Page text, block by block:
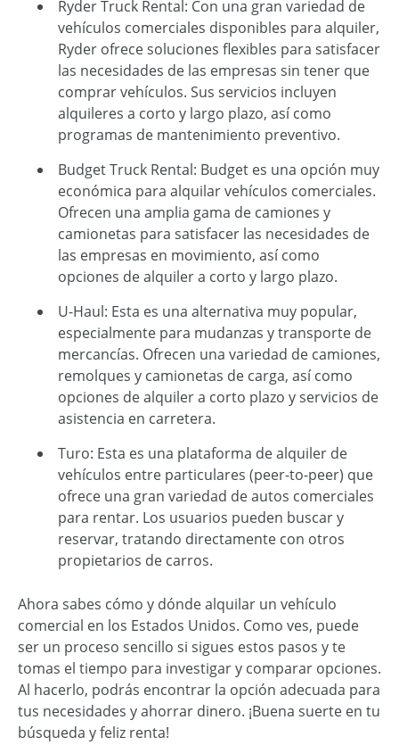
Ryder Truck Rental: Con una gran variedad de
vehículos comerciales disponibles para alquiler,
Ryder ofrece soluciones flexibles para satisfacer
las necesidades de las empresas sin tener que
comprar vehículos. Sus servicios incluyen
alquileres a corto y largo plazo, así como
programas de mantenimiento preventivo.
Budget Truck Rental: Budget es una opción muy
económica para alquilar vehículos comerciales.
Ofrecen una amplia gama de camiones y
camionetas para satisfacer las necesidades de
las empresas en movimiento, así como
opciones de alquiler a corto y largo plazo.
U-Haul: Esta es una alternativa muy popular,
especialmente para mudanzas y transporte de
mercancías. Ofrecen una variedad de camiones,
remolques y camionetas de carga, así como
opciones de alquiler a corto plazo y servicios de
asistencia en carretera.
Turo: Esta es una plataforma de alquiler de
vehículos entre particulares (peer-to-peer) que
ofrece una gran variedad de autos comerciales
para rentar. Los usuarios pueden buscar y
reservar, tratando directamente con otros
propietarios de carros.
Ahora sabes cómo y dónde alquilar un vehículo
comercial en los Estados Unidos. Como ves, puede
ser un proceso sencillo si sigues estos pasos y te
tomas el tiempo para investigar y comparar opciones.
Al hacerlo, podrás encontrar la opción adecuada para
tus necesidades y ahorrar dinero. ¡Buena suerte en tu
búsqueda y feliz renta!